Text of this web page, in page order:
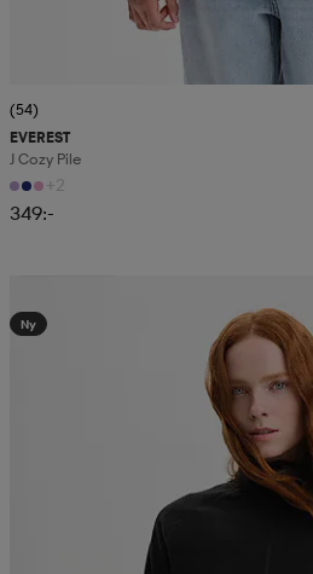
(54)
EVEREST
J Cozy Pile
+2
349:-
Ny